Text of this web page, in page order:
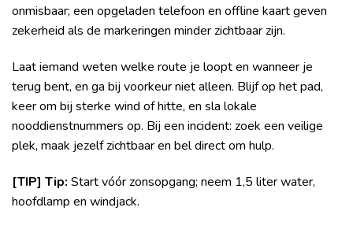
onmisbaar; een opgeladen telefoon en offline kaart geven
zekerheid als de markeringen minder zichtbaar zijn.
Laat iemand weten welke route je loopt en wanneer je
terug bent, en ga bij voorkeur niet alleen. Blijf op het pad,
keer om bij sterke wind of hitte, en sla lokale
nooddienstnummers op. Bij een incident: zoek een veilige
plek, maak jezelf zichtbaar en bel direct om hulp.
[TIP] Tip: Start vóór zonsopgang; neem 1,5 liter water,
hoofdlamp en windjack.